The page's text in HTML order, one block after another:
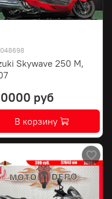
048698
Skywave 250 M,
руб
В корзину